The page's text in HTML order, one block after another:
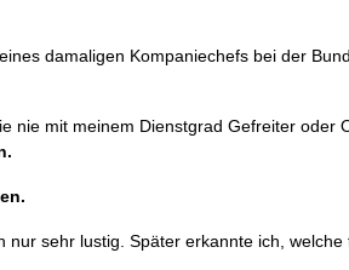
damaligen Kompaniechefs bei der
nie mit meinem Dienstgrad Gefreiter oder
nur sehr lustig. Später erkannte ich,